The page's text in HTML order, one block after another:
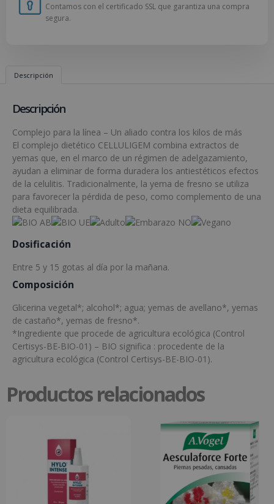
Contamos con el certificado SSL que garantiza una compra
segura.
Descripción
Descripción
Complejo para la línea – Un aliado contra los kilos de más
El complejo dietético CELLULIGEM combina extractos de
yemas que, en el marco de un régimen de adelgazamiento,
ayudan a eliminar de forma duradera los antiestéticos efectos
de la celulitis. Tradicionalmente, la yema de fresno se utiliza
para favorecer la pérdida de peso, como complemento de una
dieta equilibrada.
Dosificación
Entre 5 y 15 gotas al día por la mañana.
Composición
Glicerina vegetal*; alcohol*; agua; yemas de avellano*, yemas
de castaño*, yemas de fresno*.
*Ingrediente que procede de agricultura ecológica (Control
Certisys-BE-BIO-01) – BIO significa : procedente de la
agricultura ecológica (Control Certisys-BE-BIO-01).
Productos relacionados